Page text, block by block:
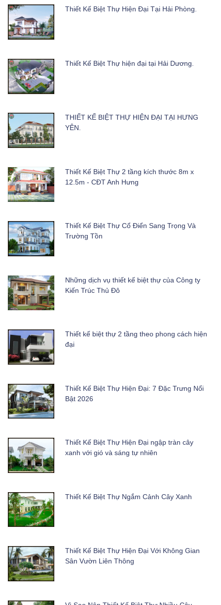
Thiết Kế Biệt Thự Hiện Đại Tại Hải Phòng.
Thiết Kế Biệt Thự hiện đại tại Hải Dương.
THIẾT KẾ BIỆT THỰ HIỆN ĐẠI TẠI HƯNG
YÊN.
Thiết Kế Biệt Thự 2 tầng kích thước 8m x
12.5m - CĐT Anh Hưng
Thiết Kế Biệt Thự Cổ Điển Sang Trọng Và
Trường Tồn
Những dịch vụ thiết kế biệt thự của Công ty
Kiến Trúc Thủ Đô
Thiết kế biệt thự 2 tầng theo phong cách hiện
đại
Thiết Kế Biệt Thự Hiện Đại: 7 Đặc Trưng Nổi
Bật 2026
Thiết Kế Biệt Thự Hiện Đại ngập tràn cây
xanh với gió và sáng tự nhiên
Thiết Kế Biệt Thự Ngắm Cảnh Cây Xanh
Thiết Kế Biệt Thự Hiện Đại Với Không Gian
Sân Vườn Liên Thông